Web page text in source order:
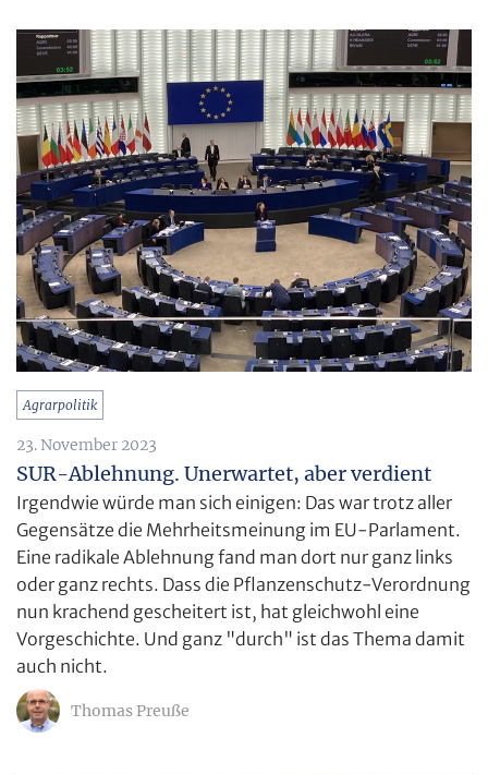
Agrarpolitik
23. November 2023
SUR-Ablehnung. Unerwartet, aber verdient
Irgendwie würde man sich einigen: Das war trotz aller
Gegensätze die Mehrheitsmeinung im EU-Parlament.
Eine radikale Ablehnung fand man dort nur ganz links
oder ganz rechts. Dass die Pflanzenschutz-Verordnung
nun krachend gescheitert ist, hat gleichwohl eine
Vorgeschichte. Und ganz "durch" ist das Thema damit
auch nicht.
Thomas Preuße